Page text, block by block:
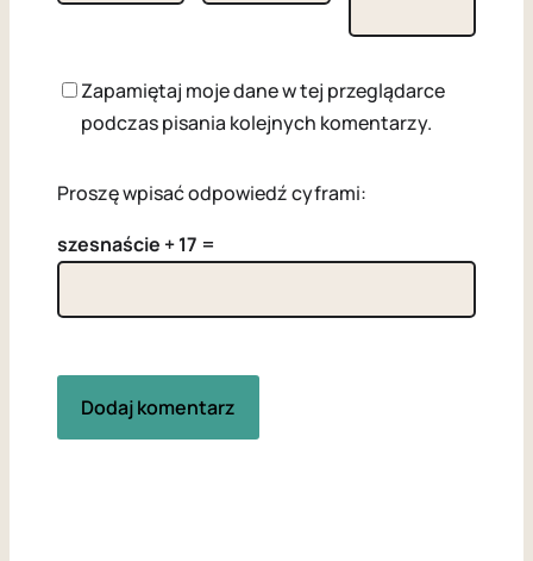
Zapamiętaj moje dane w tej przeglądarce
podczas pisania kolejnych komentarzy.
Proszę wpisać odpowiedź cyframi:
szesnaście + 17 =